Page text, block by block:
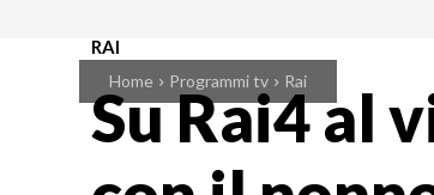
Home Programmi tv Rai
RAI
Su Rai4 al